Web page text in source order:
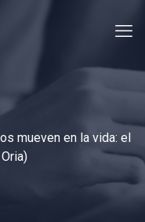
mueven en la vida: el